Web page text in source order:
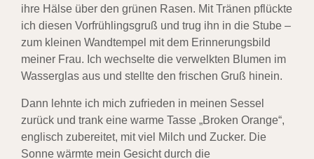
ihre Hälse über den grünen Rasen. Mit Tränen pflückte
ich diesen Vorfrühlingsgruß und trug ihn in die Stube –
zum kleinen Wandtempel mit dem Erinnerungsbild
meiner Frau. Ich wechselte die verwelkten Blumen im
Wasserglas aus und stellte den frischen Gruß hinein.
Dann lehnte ich mich zufrieden in meinen Sessel
zurück und trank eine warme Tasse „Broken Orange“,
englisch zubereitet, mit viel Milch und Zucker. Die
Sonne wärmte mein Gesicht durch die